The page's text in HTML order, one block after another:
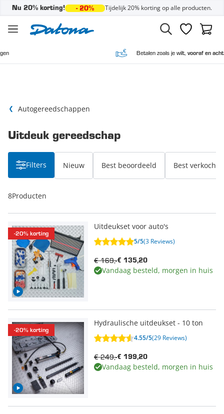
Nu 20% korting! - 20% Tijdelijk 20% korting op alle producten.
Verlanglijst
Betalen zoals je wilt,vooraf en achteraf
Autogereedschappen
Uitdeuk gereedschap
Filters Nieuw Best beoordeeld Best verkocht
8Producten
-20% korting
Uitdeukset voor auto's
5/5(3 Reviews)
€ 135,20
€ 169,-
Vandaag besteld, morgen in huis
-20% korting
Hydraulische uitdeukset - 10 ton
4.55/5(29 Reviews)
€ 199,20
€ 249,-
Vandaag besteld, morgen in huis